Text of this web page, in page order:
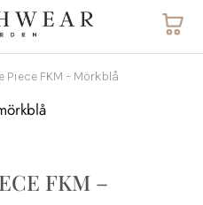
Piece FKM – Mörkblå
FKM –